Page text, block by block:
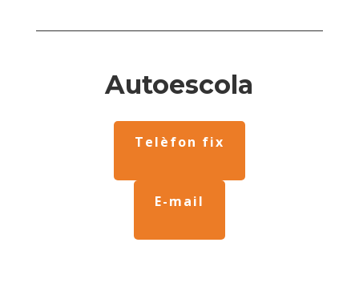
Autoescola
Telèfon fix
E-mail